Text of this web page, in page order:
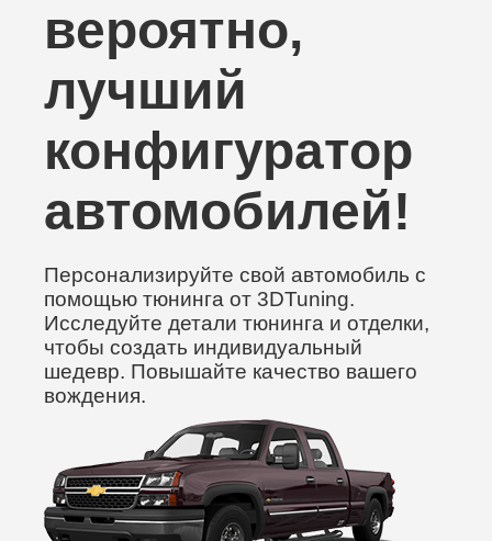
вероятно,
лучший
конфигуратор
автомобилей!
Персонализируйте свой автомобиль с
помощью тюнинга от 3DTuning.
Исследуйте детали тюнинга и отделки,
чтобы создать индивидуальный
шедевр. Повышайте качество вашего
вождения.